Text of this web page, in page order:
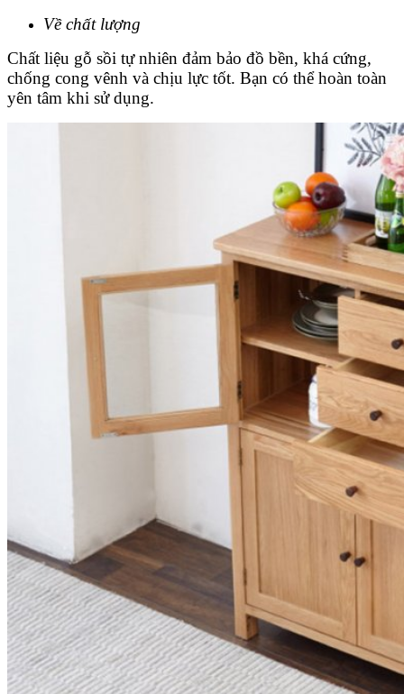
Về chất lượng
Chất liệu gỗ sồi tự nhiên đảm bảo đồ bền, khá cứng,
chống cong vênh và chịu lực tốt. Bạn có thể hoàn toàn
yên tâm khi sử dụng.